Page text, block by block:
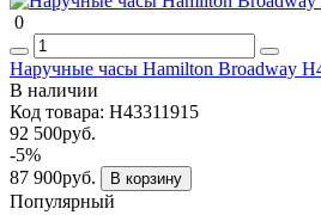
0
Наручные часы Hamilton Broadway
В наличии
Код товара: H43311915
92 500руб.
-5%
87 900руб.
В корзину
Популярный